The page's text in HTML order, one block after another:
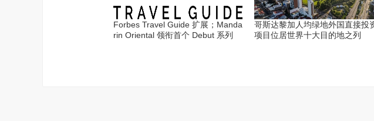
Forbes Travel Guide 扩展；Manda
rin Oriental 领衔首个 Debut 系列
哥斯达黎加人均绿地外国直接投
项目位居世界十大目的地之列